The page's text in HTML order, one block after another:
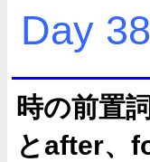
Day 38
時の前置
とafter、